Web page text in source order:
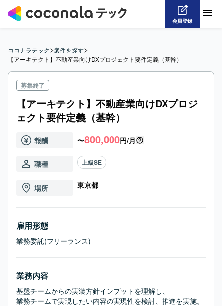
会員登録
ココナラテック>案件を探す>
【アーキテクト】不動産業向けDXプロジェクト要件定義（基幹）
募集終了
【アーキテクト】不動産業向けDXプロジ
ェクト要件定義（基幹）
報酬 〜800,000円/月
職種 上級SE
場所 東京都
雇用形態
業務委託(フリーランス)
業務内容
基盤チームからの実装方針インプットを理解し、
業務チームで実現したい内容の実現性を検討、推進を実施。